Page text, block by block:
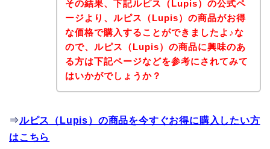
その結果、下記ルピス（Lupis）の公式ペ
ージより、ルピス（Lupis）の商品がお得
な価格で購入することができましたよ♪な
ので、ルピス（Lupis）の商品に興味のあ
る方は下記ページなどを参考にされてみて
はいかがでしょうか？
⇒ルピス（Lupis）の商品を今すぐお得に購入したい方
はこちら